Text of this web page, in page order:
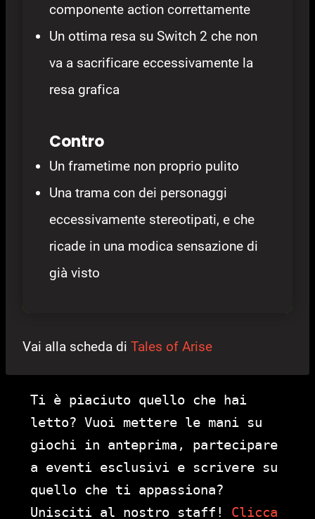
componente action correttamente
Un ottima resa su Switch 2 che non
va a sacrificare eccessivamente la
resa grafica
Contro
Un frametime non proprio pulito
Una trama con dei personaggi
eccessivamente stereotipati, e che
ricade in una modica sensazione di
già visto
Vai alla scheda di Tales of Arise
Ti è piaciuto quello che hai
letto? Vuoi mettere le mani su
giochi in anteprima, partecipare
a eventi esclusivi e scrivere su
quello che ti appassiona?
Unisciti al nostro staff! Clicca